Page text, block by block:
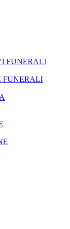
FUNERALI
FUNERALI